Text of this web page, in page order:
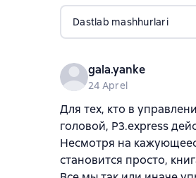
Dastlab mashhurlari
gala.yanke
24 Aprel
Для тех, кто в
головой, Р3.express
Несмотря на
становится просто,